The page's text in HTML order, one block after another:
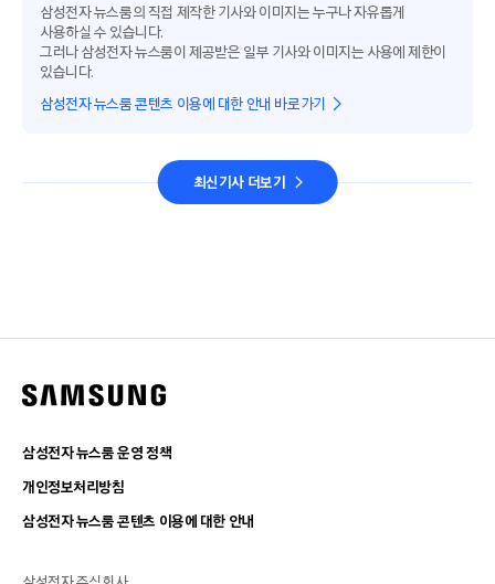
삼성전자 뉴스룸의 직접 제작한 기사와 이미지는 누구나 자유롭게
사용하실 수 있습니다.
그러나 삼성전자 뉴스룸이 제공받은 일부 기사와 이미지는 사용에 제한이
있습니다.
삼성전자 뉴스룸 콘텐츠 이용에 대한 안내 바로가기
최신기사 더보기
삼성전자 뉴스룸 운영 정책
개인정보처리방침
삼성전자 뉴스룸 콘텐츠 이용에 대한 안내